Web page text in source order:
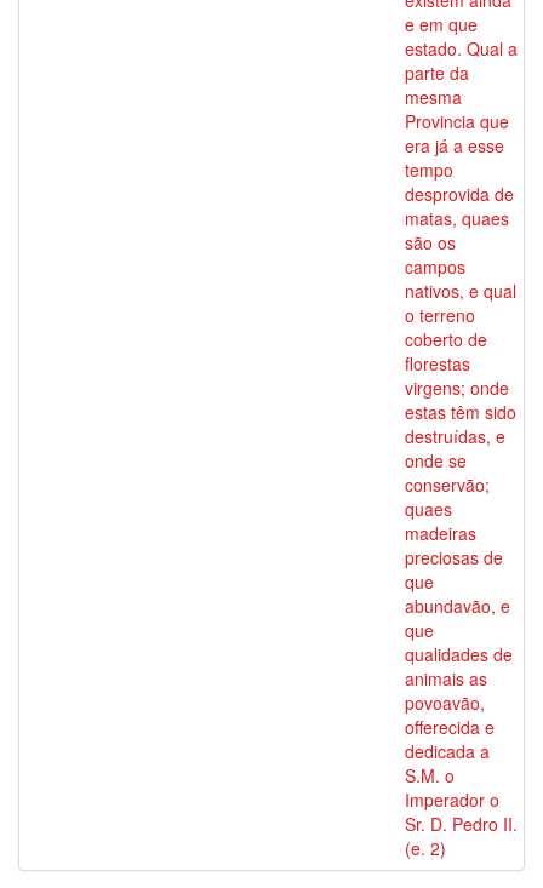
e em que
estado. Qual a
parte da
mesma
Provincia que
era já a esse
tempo
desprovida de
matas, quaes
são os
campos
nativos, e qual
o terreno
coberto de
florestas
virgens; onde
estas têm sido
destruídas, e
onde se
conservão;
quaes
madeiras
preciosas de
que
abundavão, e
que
qualidades de
animais as
povoavão,
offerecida e
dedicada a
S.M. o
Imperador o
Sr. D. Pedro II.
(e. 2)